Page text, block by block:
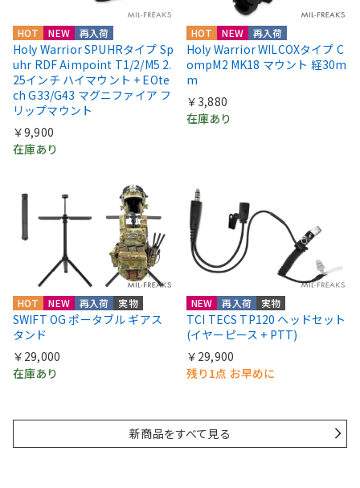
HOT NEW 再入荷
Holy Warrior SPUHRタイプ Sp
uhr RDF Aimpoint T1/2/M5 2.
25インチ ハイマウント + EOte
ch G33/G43 マグニファイア フ
リップマウント
￥9,900
在庫あり
HOT NEW 再入荷
Holy Warrior WILCOXタイプ C
ompM2 MK18 マウント 経30m
m
￥3,880
在庫あり
HOT NEW 再入荷 実物
SWIFT OG ポータブル ギアス
タンド
￥29,000
在庫あり
NEW 再入荷 実物
TCI TECS TP120 ヘッドセット
(イヤーピース + PTT)
￥29,900
残り1点 お早めに
新商品をすべて見る